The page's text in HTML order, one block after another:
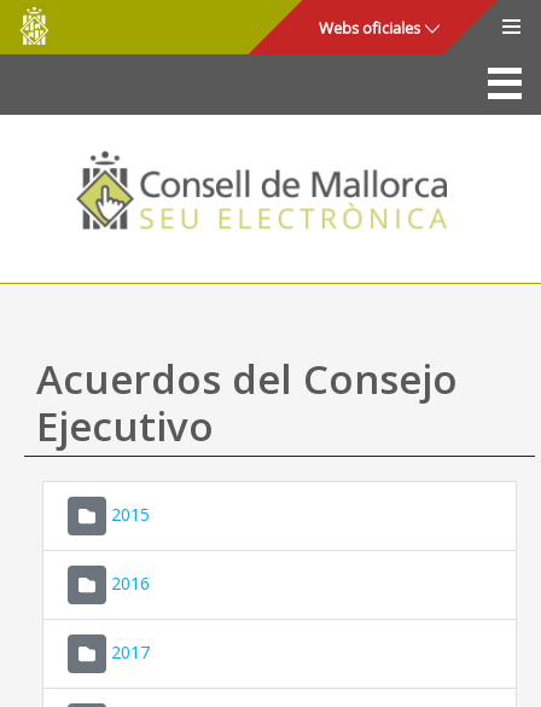
Saltar al contenido principal
Consell
de
Mallorca
Webs oficiales
La Sede
Consejo de Mallorca
Acceso y seguridad
Utilidades
Mapa web
Ayuda
Acuerdos del Consejo
Ejecutivo
2015
2016
2017